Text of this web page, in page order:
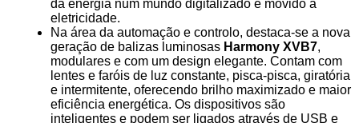
da energia num mundo digitalizado e movido a
eletricidade.
Na área da automação e controlo, destaca-se a nova
geração de balizas luminosas Harmony XVB7,
modulares e com um design elegante. Contam com
lentes e faróis de luz constante, pisca-pisca, giratória
e intermitente, oferecendo brilho maximizado e maior
eficiência energética. Os dispositivos são
inteligentes e podem ser ligados através de USB e